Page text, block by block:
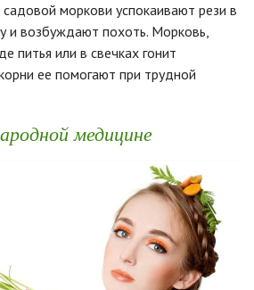
моркови успокаивают рези в
и возбуждают похоть. Морковь,
питья или в свечках гонит
ее помогают при трудной
медицине